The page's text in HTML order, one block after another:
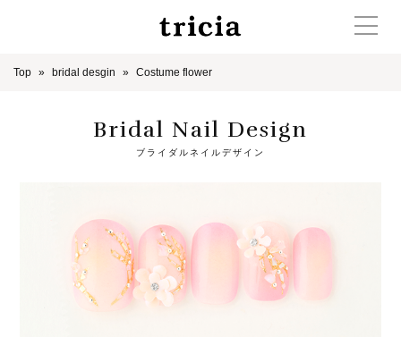
Top bridal desgin Costume flower
Bridal Nail Design
ブライダルネイルデザイン